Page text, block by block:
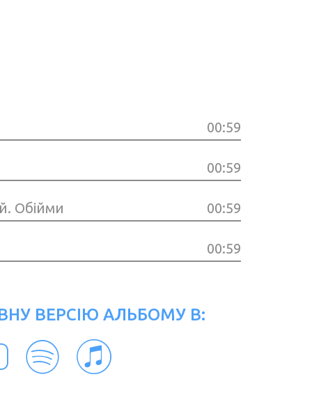
00:59
00:59
Обійми 00:59
00:59
ВЕРСІЮ АЛЬБОМУ В: